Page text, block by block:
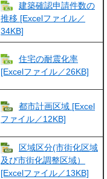
建築確認申請件数の
推移 [Excelファイル／
34KB]
住宅の耐震化率
[Excelファイル／26KB]
都市計画区域 [Excel
ファイル／12KB]
区域区分(市街化区域
及び市街化調整区域）
[Excelファイル／13KB]